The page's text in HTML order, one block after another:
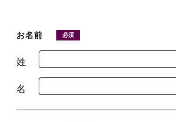
期間限定シーズンプラン
カップル・女性向けプラ
レストラン＆バーのお問い合わ
スタンダードパーティプ
ケータリングサービス
営業時間 9:00 ～ 18:00
神殿 -鳳笙-
宙 -Sora-
曲水 -Kyokusui-
トピックス
顔合わせ・結納
お名前 必須
姓
名